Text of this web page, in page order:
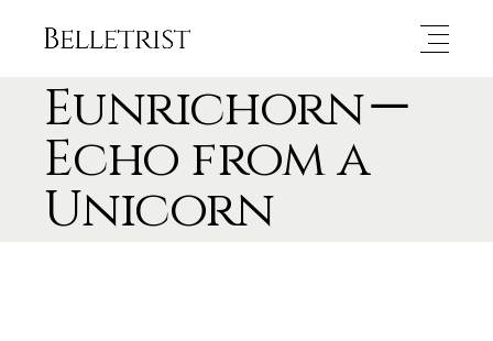
Eunrichorn－
Echo from a
Unicorn